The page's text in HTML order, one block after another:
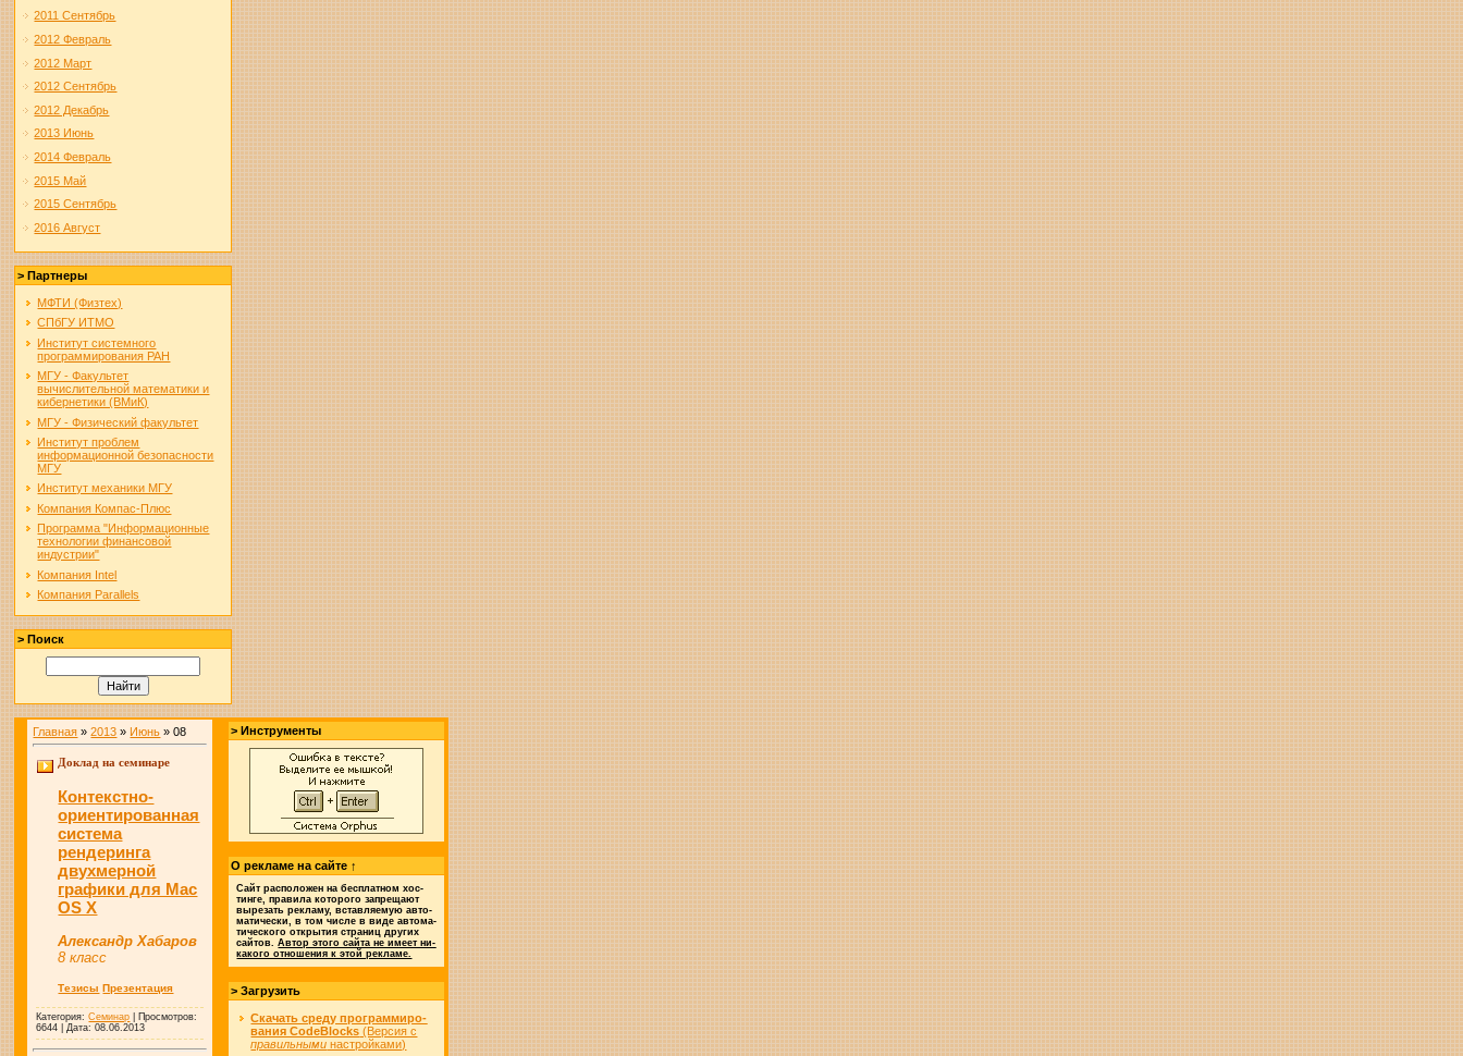
2011 Сентябрь
2012 Февраль
2012 Март
2012 Сентябрь
2012 Декабрь
2013 Июнь
2014 Февраль
2015 Май
2015 Сентябрь
2016 Август
> Партнеры
МФТИ (Физтех)
СПбГУ ИТМО
Институт системного
программирования РАН
МГУ - Факультет
вычислительной математики и
кибернетики (ВМиК)
МГУ - Физический факультет
Институт проблем
информационной безопасности
МГУ
Институт механики МГУ
Компания Компас-Плюс
Программа "Информационные
технологии финансовой
индустрии"
Компания Intel
Компания Parallels
> Поиск
Главная »2013 » Июнь » 08
Доклад на семинаре
Контекстно-
ориентированная
система
рендеринга
двухмерной
графики для Mac
OS X
Александр Хабаров
8 класс
Тезисы Презентация
Категория:Семинар | Просмотров:
6644 | Дата: 08.06.2013
> Инструменты
О рекламе на сайте ↑
Сайт рас­по­ло­жен на бес­плат­ном хос­
тин­ге, пра­ви­ла ко­то­ро­го за­пре­ща­ют
вы­ре­зать ре­к­ла­му, встав­ляе­мую авто­
ма­ти­чес­ки, в том чис­ле в ви­де авто­ма­
ти­чес­ко­го от­кры­тия стра­ниц дру­гих
сай­тов.Ав­тор это­го сай­та не име­ет ни­
ка­ко­го отно­ше­ния к этой ре­кла­ме.
> Загрузить
Скачать сре­ду про­грам­ми­ро­
ва­ния CodeBlocks (Вер­сия с
пра­виль­ны­ми на­строй­ка­ми)